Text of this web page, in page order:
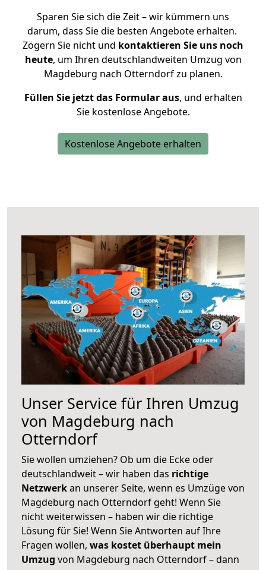
Sparen Sie sich die Zeit – wir kümmern uns
darum, dass Sie die besten Angebote erhalten.
Zögern Sie nicht und kontaktieren Sie uns noch
heute, um Ihren deutschlandweiten Umzug von
Magdeburg nach Otterndorf zu planen.
Füllen Sie jetzt das Formular aus, und erhalten
Sie kostenlose Angebote.
Kostenlose Angebote erhalten
Unser Service für Ihren Umzug
von Magdeburg nach
Otterndorf
Sie wollen umziehen? Ob um die Ecke oder
deutschlandweit – wir haben das richtige
Netzwerkan unserer Seite, wenn es Umzüge von
Magdeburg nach Otterndorf geht! Wenn Sie
nicht weiterwissen – haben wir die richtige
Lösung für Sie! Wenn Sie Antworten auf Ihre
Fragen wollen, was kostet überhaupt mein
Umzug von Magdeburg nach Otterndorf – dann